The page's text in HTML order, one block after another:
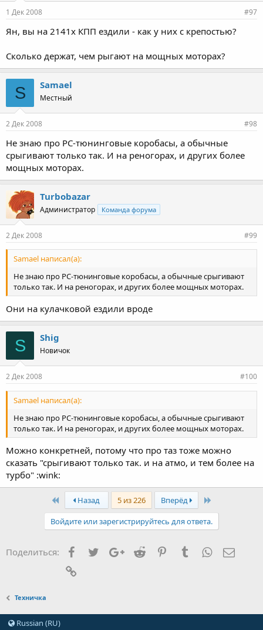
1 Дек 2008 #97
Ян, вы на 2141х КПП ездили - как у них с крепостью?
Сколько держат, чем рыгают на мощных моторах?
S Samael
Местный
2 Дек 2008 #98
Не знаю про РС-тюнинговые коробасы, а обычные
срыгивают только так. И на реногорах, и других более
мощных моторах.
Turbobazar
Администратор Команда форума
2 Дек 2008 #99
Samael написал(а):
Не знаю про РС-тюнинговые коробасы, а обычные срыгивают
только так. И на реногорах, и других более мощных моторах.
Они на кулачковой ездили вроде
S Shig
Новичок
2 Дек 2008 #100
Samael написал(а):
Не знаю про РС-тюнинговые коробасы, а обычные срыгивают
только так. И на реногорах, и других более мощных моторах.
Можно конкретней, потому что про таз тоже можно
сказать "срыгивают только так. и на атмо, и тем более на
турбо" :wink:
First Назад 5 из 226 Вперёд
Войдите или зарегистрируйтесь для ответа.
Поделиться: FacebookTwitterGoogle+
Reddit PinterestTumblrWhatsApp
Техничка
Russian (RU)